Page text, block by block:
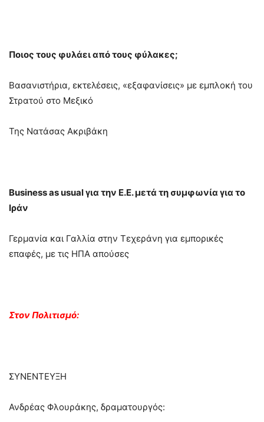
Ποιος τους φυλάει από τους φύλακες;
Βασανιστήρια, εκτελέσεις, «εξαφανίσεις» με εμπλοκή του
Στρατού στο Μεξικό
Της Νατάσας Ακριβάκη
Business as usual για την Ε.Ε. μετά τη συμφωνία για το
Ιράν
Γερμανία και Γαλλία στην Τεχεράνη για εμπορικές
επαφές, με τις ΗΠΑ απούσες
Στον Πολιτισμό:
ΣΥΝΕΝΤΕΥΞΗ
Ανδρέας Φλουράκης, δραματουργός: